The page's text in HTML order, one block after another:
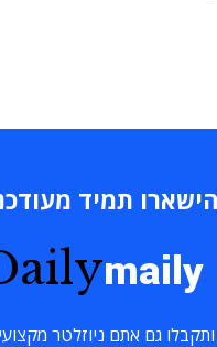
הישארו תמיד
maily
גם אתם ניוזלטר